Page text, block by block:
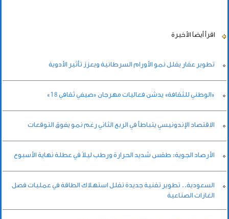
اقرأ أيضاً الأخيرة
تطوير عقار يقلل نمو الأورام السرطانية ويعزز تأثير الأدوية
«الوطني للثقافة» يدشن فعاليات مهرجان «صيفي ثقافي 18»
الاقتصاد الإندونيسي يتباطأ في الربع الثاني رغم نمو يفوق التوقعات
الأرصاد الجوية: طقس شديد الحرارة ورطب ليلاً في عطلة نهاية الأسبوع
السعودية.. تطوير تقنية جديدة تقلل استهلاك الطاقة في عمليات فصل
الغازات الصناعية